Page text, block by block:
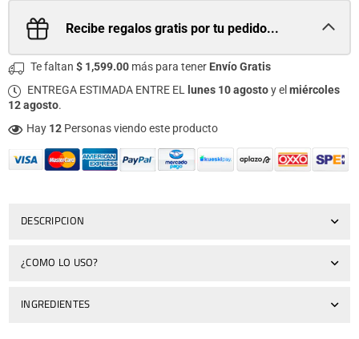
Recibe regalos gratis por tu pedido...
Te faltan $ 1,599.00 más para tener Envío Gratis
ENTREGA ESTIMADA ENTRE EL
lunes 10 agostoy el miércoles
12 agosto.
Hay 12 Personas viendo este producto
DESCRIPCION
¿COMO LO USO?
INGREDIENTES